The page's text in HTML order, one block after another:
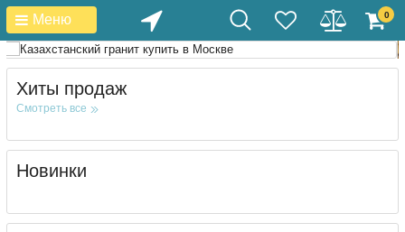
Меню 0
Хиты продаж
Смотреть все
Новинки